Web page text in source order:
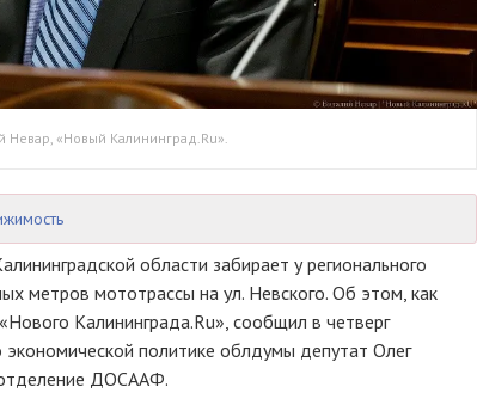
«Новый Калининград.Ru».
области забирает у регионального
метров мототрассы на ул. Невского. Об этом, как
Калининграда.Ru», сообщил в четверг
политике облдумы депутат Олег
ДОСААФ.